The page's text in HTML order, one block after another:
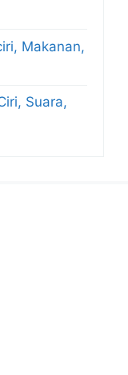
Makanan,
Suara,